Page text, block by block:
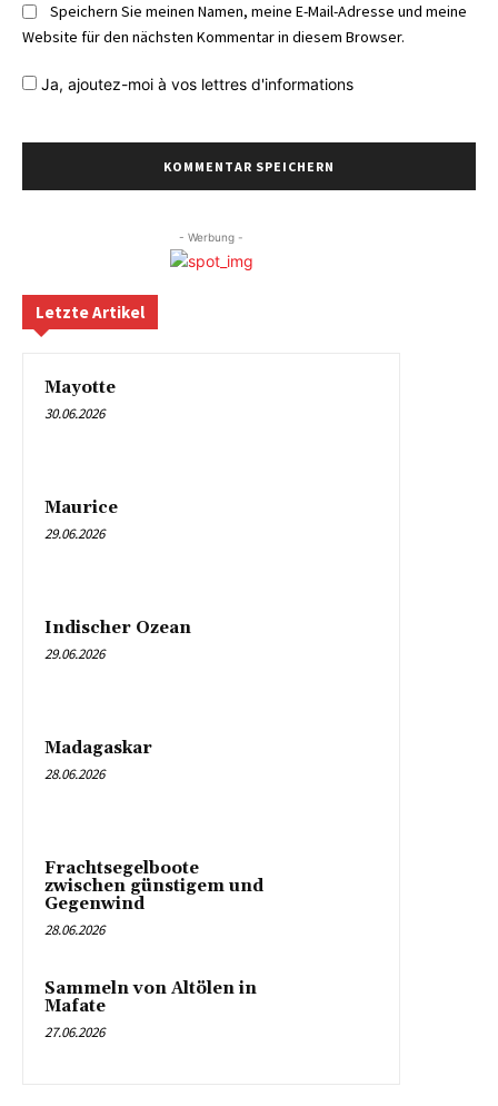
Speichern Sie meinen Namen, meine E-Mail-Adresse und meine
Website für den nächsten Kommentar in diesem Browser.
Ja, ajoutez-moi à vos lettres d'informations
- Werbung -
Letzte Artikel
Mayotte
30.06.2026
Maurice
29.06.2026
Indischer Ozean
29.06.2026
Madagaskar
28.06.2026
Frachtsegelboote
zwischen günstigem und
Gegenwind
28.06.2026
Sammeln von Altölen in
Mafate
27.06.2026